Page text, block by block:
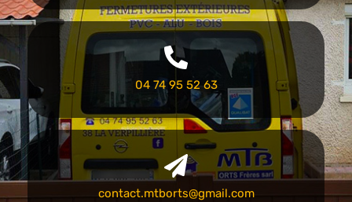
04 74 95 52 63
contact.mtborts@gmail.com